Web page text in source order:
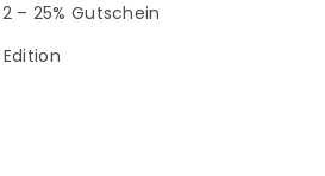
– 25% Gutschein